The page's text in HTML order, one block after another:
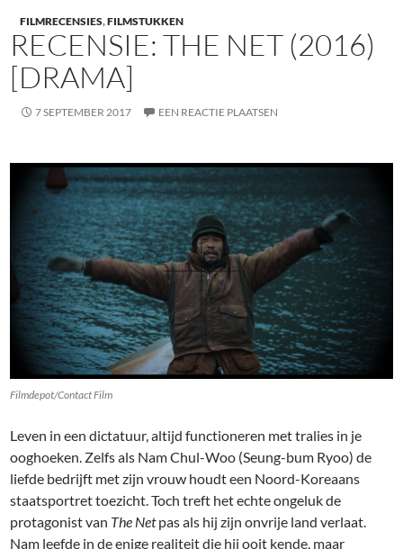
FILMRECENSIES,FILMSTUKKEN
RECENSIE: THE NET (2016)
[DRAMA]
7 SEPTEMBER 2017 EEN REACTIE PLAATSEN
Filmdepot/Contact Film
Leven in een dictatuur, altijd functioneren met tralies in je
ooghoeken. Zelfs als Nam Chul-Woo (Seung-bum Ryoo) de
liefde bedrijft met zijn vrouw houdt een Noord-Koreaans
staatsportret toezicht. Toch treft het echte ongeluk de
protagonist van The Netpas als hij zijn onvrije land verlaat.
Nam leefde in de enige realiteit die hij ooit kende, maar